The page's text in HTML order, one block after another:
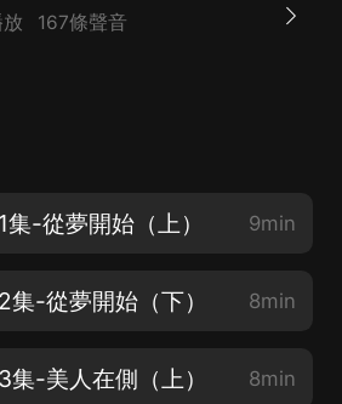
167條聲音
-從夢開始（上） 9min
-從夢開始（下） 8min
-美人在側（上） 8min